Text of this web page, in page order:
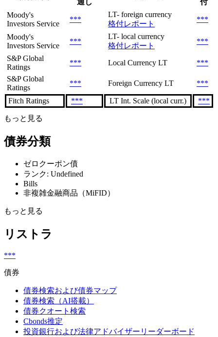
Moody's
Investors Service
***
LT- foreign currency
格付レポート
***
Moody's
Investors Service
***
LT- local currency
格付レポート
***
S&P Global
Ratings
*** Local Currency LT
***
S&P Global
Ratings
*** Foreign Currency LT ***
Fitch Ratings *** LT Int. Scale (local curr.) ***
もっと見る
債券分類
ゼロクーポン債
ランク: Undefined
Bills
非複雑金融商品（MiFID）
もっと見る
リストラ
***
債券
債券検索および債券マップ
債券検索（AI搭載）
債券クオート検索
Cbonds推定
投資銀行および法律アドバイザーリーダーボード